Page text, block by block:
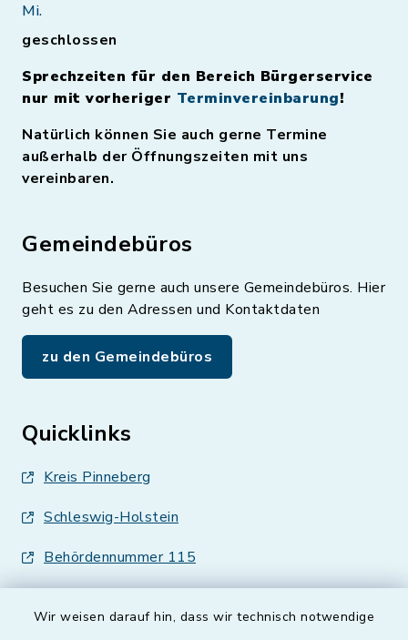
Wir weisen darauf hin, dass wir technisch notwendige
Mi.
geschlossen
Sprechzeiten für den Bereich Bürgerservice
nur mit vorheriger Terminvereinbarung!
Natürlich können Sie auch gerne Termine
außerhalb der Öffnungszeiten mit uns
vereinbaren.
Gemeindebüros
Besuchen Sie gerne auch unsere Gemeindebüros. Hier
geht es zu den Adressen und Kontaktdaten
zu den Gemeindebüros
Quicklinks
Kreis Pinneberg
Schleswig-Holstein
Behördennummer 115